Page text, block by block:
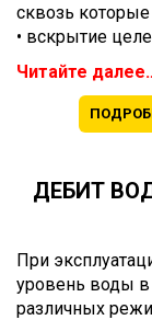
сквозь
• вскрытие
Читайте
ДЕБИТ
При
уровень воды в
различных